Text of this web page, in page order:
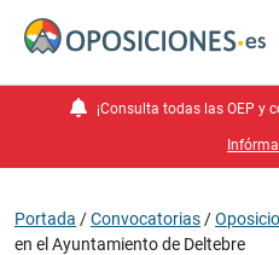
¡Consulta todas las OEP y
Portada /Convocatorias /
en el Ayuntamiento de Deltebre